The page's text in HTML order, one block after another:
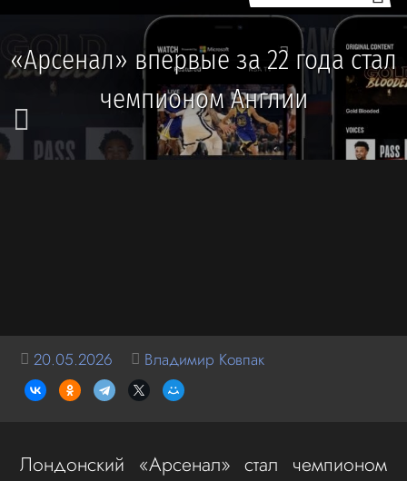
«Арсенал» впервые за 22 года стал
чемпионом Англии
20.05.2026 Владимир Ковпак
Лондонский «Арсенал» стал чемпионом